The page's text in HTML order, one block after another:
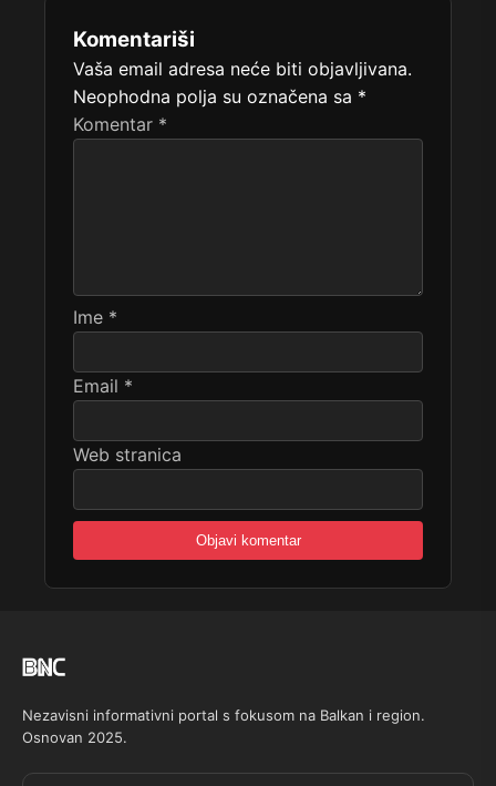
Komentariši
Vaša email adresa neće biti objavljivana.
Neophodna polja su označena sa *
Komentar *
Ime *
Email *
Web stranica
Nezavisni informativni portal s fokusom na Balkan i region.
Osnovan 2025.